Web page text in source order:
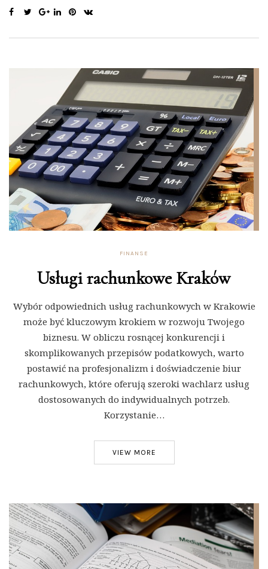
FINANSE
Usługi rachunkowe Kraków
Wybór odpowiednich usług rachunkowych w Krakowie
może być kluczowym krokiem w rozwoju Twojego
biznesu. W obliczu rosnącej konkurencji i
skomplikowanych przepisów podatkowych, warto
postawić na profesjonalizm i doświadczenie biur
rachunkowych, które oferują szeroki wachlarz usług
dostosowanych do indywidualnych potrzeb.
Korzystanie…
VIEW MORE